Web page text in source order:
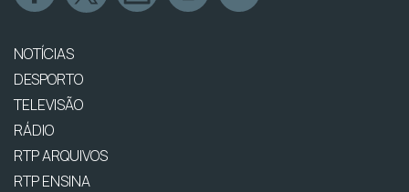
NOTÍCIAS
DESPORTO
TELEVISÃO
RÁDIO
RTP ARQUIVOS
RTP ENSINA